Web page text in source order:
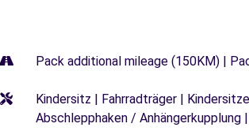
Pack additional mileage (150KM) |
Kindersitz | Fahrradträger |
Abschlepphaken / Anhängerkupplung